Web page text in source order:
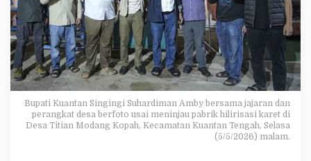
r
e
t
P
e
r
t
a
m
a
Bupati Kuantan Singingi Suhardiman Amby bersama jajaran dan
perangkat desa berfoto usai meninjau pabrik hilirisasi karet di
Desa Titian Modang Kopah, Kecamatan Kuantan Tengah, Selasa
(5/5/2026) malam.